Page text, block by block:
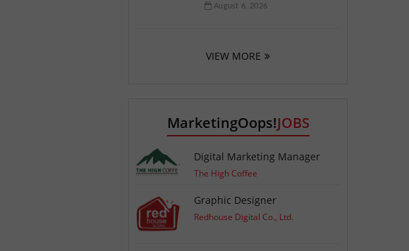
August 6, 2026
VIEW MORE
MarketingOops!JOBS
Digital Marketing Manager
The High Coffee
Graphic Designer
Redhouse Digital Co., Ltd.